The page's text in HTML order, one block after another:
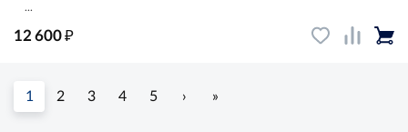
...
12 600₽
1 2 3 4 5 › »